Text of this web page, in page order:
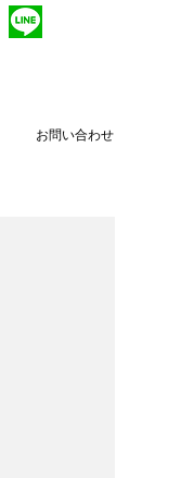
お問い合わせ